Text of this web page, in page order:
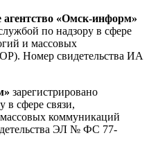
«Омск-информ»
по надзору в сфере
и массовых
Номер свидетельства ИА
зарегистрировано
в сфере связи,
коммуникаций
ЭЛ № ФС 77-